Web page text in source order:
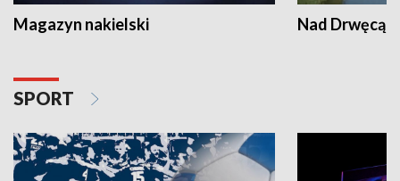
Magazyn nakielski Nad Drwęcą
SPORT